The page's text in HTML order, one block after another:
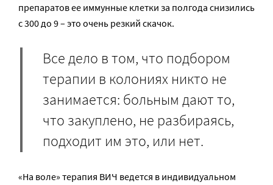
препаратов ее иммунные клетки за полгода снизились
с 300 до 9 – это очень резкий скачок.
Все дело в том, что подбором
терапии в колониях никто не
занимается: больным дают то,
что закуплено, не разбираясь,
подходит им это, или нет.
«На воле» терапия ВИЧ ведется в индивидуальном